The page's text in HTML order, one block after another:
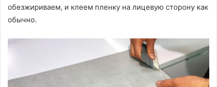
обезжириваем, и клеем пленку на лицевую сторону как
обычно.